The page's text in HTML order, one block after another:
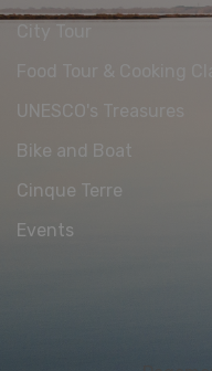
UNESCO's Treasures
Bike and Boat
Cinque Terre
Events